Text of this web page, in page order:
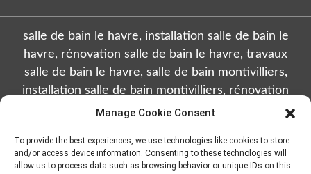
Manage Cookie Consent
To provide the best experiences, we use technologies like cookies to store
and/or access device information. Consenting to these technologies will
allow us to process data such as browsing behavior or unique IDs on this
salle de bain le havre, installation salle de bain le
havre, rénovation salle de bain le havre, travaux
salle de bain le havre, salle de bain montivilliers,
installation salle de bain montivilliers, rénovation
salle de bain montivilliers, travaux salle de bain
de bain octeville, rénovation salle de bain octeville,
travaux salle de bain octeville, salle de bain sainte